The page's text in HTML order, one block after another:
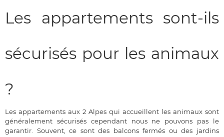
Les appartements sont-ils
sécurisés pour les animaux
?
Les appartements aux 2 Alpes qui accueillent les animaux sont
généralement sécurisés cependant nous ne pouvons pas le
garantir. Souvent, ce sont des balcons fermés ou des jardins